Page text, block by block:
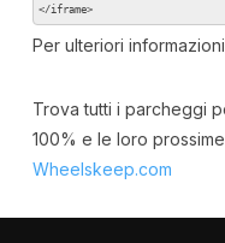
</iframe>
Per ulteriori
Trova tutti i parcheggi
100% e le loro
Wheelskeep.com